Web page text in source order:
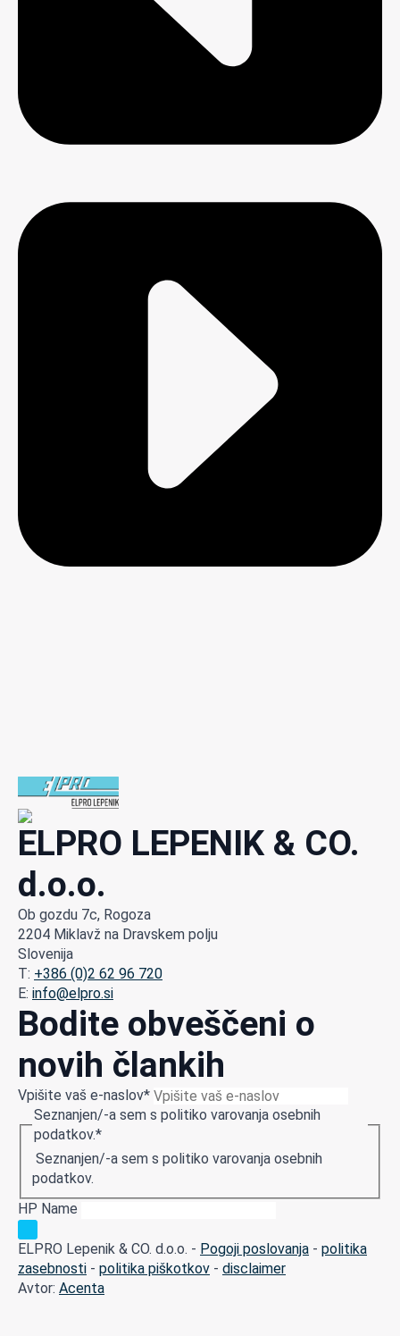
ELPRO LEPENIK & CO.
d.o.o.
Ob gozdu 7c, Rogoza
2204 Miklavž na Dravskem polju
Slovenija
T: +386 (0)2 62 96 720
E: info@elpro.si
Bodite obveščeni o
novih člankih
Vpišite vaš e-naslov*
Seznanjen/-a sem s politiko varovanja osebnih
podatkov.*
Seznanjen/-a sem s politiko varovanja osebnih
podatkov.
HP Name
ELPRO Lepenik & CO. d.o.o. - Pogoji poslovanja - politika
zasebnosti - politika piškotkov - disclaimer
Avtor: Acenta